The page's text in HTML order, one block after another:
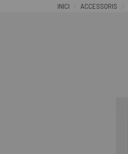
INICI ACCESSORIS